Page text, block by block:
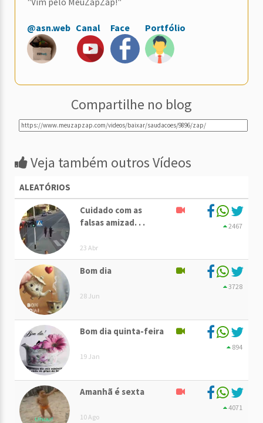
@asn.web Canal Face Portfólio
Compartilhe no blog
Veja também outros Vídeos
ALEATÓRIOS
Cuidado com as
falsas amizad. . .
23 Abr
2467
Bom dia
28 Jun
3728
Bom dia quinta-feira
19 Jan
894
Amanhã é sexta
10 Ago
4071